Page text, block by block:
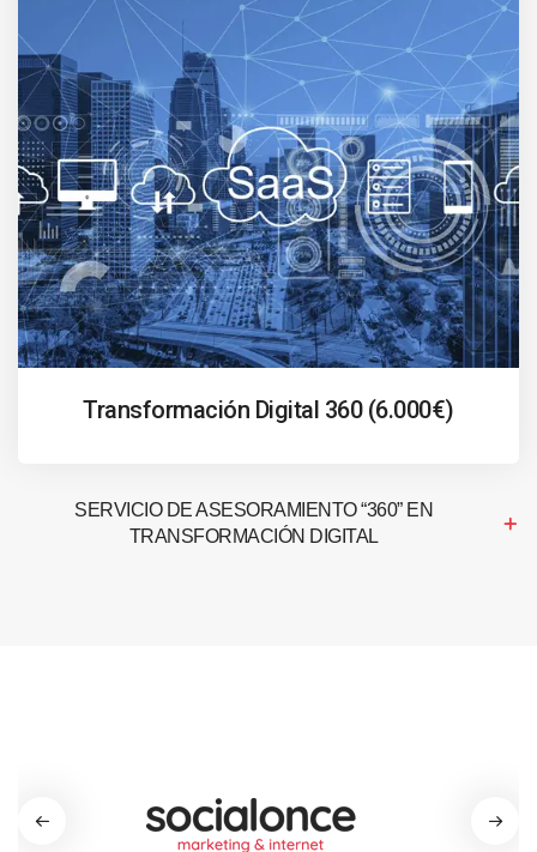
Transformación Digital 360 (6.000€)
SERVICIO DE ASESORAMIENTO “360” EN
TRANSFORMACIÓN DIGITAL